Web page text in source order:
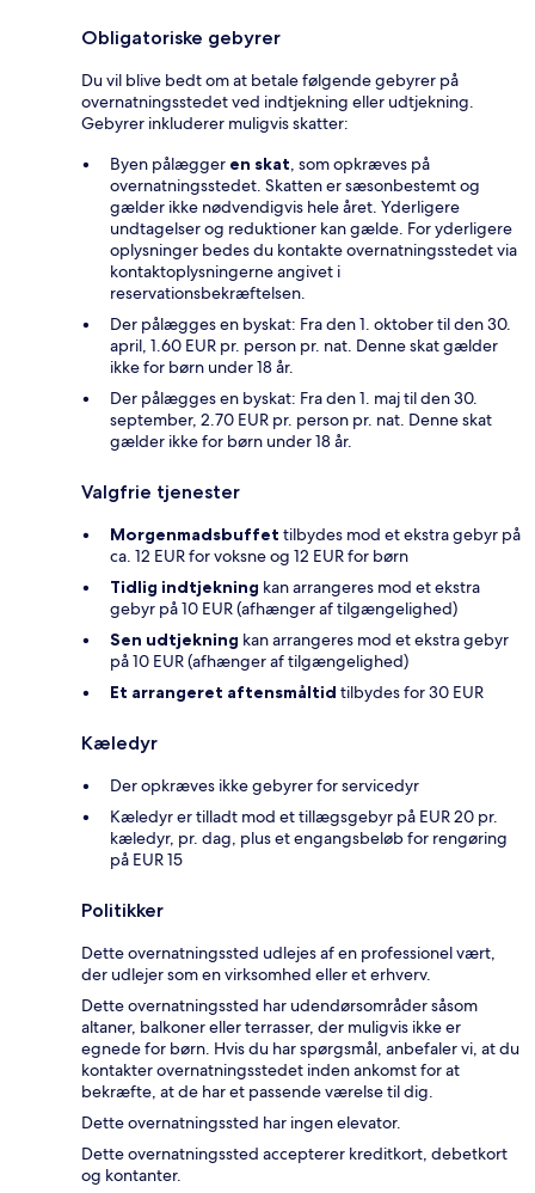
Obligatoriske gebyrer
Du vil blive bedt om at betale følgende gebyrer på
overnatningsstedet ved indtjekning eller udtjekning.
Gebyrer inkluderer muligvis skatter:
Byen pålægger en skat, som opkræves på
overnatningsstedet. Skatten er sæsonbestemt og
gælder ikke nødvendigvis hele året. Yderligere
undtagelser og reduktioner kan gælde. For yderligere
oplysninger bedes du kontakte overnatningsstedet via
kontaktoplysningerne angivet i
reservationsbekræftelsen.
Der pålægges en byskat: Fra den 1. oktober til den 30.
april, 1.60 EUR pr. person pr. nat. Denne skat gælder
ikke for børn under 18 år.
Der pålægges en byskat: Fra den 1. maj til den 30.
september, 2.70 EUR pr. person pr. nat. Denne skat
gælder ikke for børn under 18 år.
Valgfrie tjenester
Morgenmadsbuffet tilbydes mod et ekstra gebyr på
ca. 12 EUR for voksne og 12 EUR for børn
Tidlig indtjekning kan arrangeres mod et ekstra
gebyr på 10 EUR (afhænger af tilgængelighed)
Sen udtjekning kan arrangeres mod et ekstra gebyr
på 10 EUR (afhænger af tilgængelighed)
Et arrangeret aftensmåltid tilbydes for 30 EUR
Kæledyr
Der opkræves ikke gebyrer for servicedyr
Kæledyr er tilladt mod et tillægsgebyr på EUR 20 pr.
kæledyr, pr. dag, plus et engangsbeløb for rengøring
på EUR 15
Politikker
Dette overnatningssted udlejes af en professionel vært,
der udlejer som en virksomhed eller et erhverv.
Dette overnatningssted har udendørsområder såsom
altaner, balkoner eller terrasser, der muligvis ikke er
egnede for børn. Hvis du har spørgsmål, anbefaler vi, at du
kontakter overnatningsstedet inden ankomst for at
bekræfte, at de har et passende værelse til dig.
Dette overnatningssted har ingen elevator.
Dette overnatningssted accepterer kreditkort, debetkort
og kontanter.